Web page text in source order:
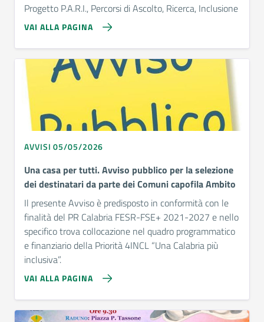
Progetto P.A.R.I., Percorsi di Ascolto, Ricerca, Inclusione
VAI ALLA PAGINA
AVVISI 05/05/2026
Una casa per tutti. Avviso pubblico per la selezione
dei destinatari da parte dei Comuni capofila Ambito
Il presente Avviso è predisposto in conformità con le
finalità del PR Calabria FESR-FSE+ 2021-2027 e nello
specifico trova collocazione nel quadro programmatico
e finanziario della Priorità 4INCL “Una Calabria più
inclusiva”.
VAI ALLA PAGINA